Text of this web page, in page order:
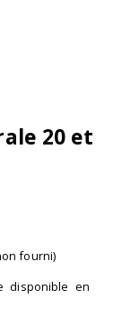
20 et
fourni)
disponible en